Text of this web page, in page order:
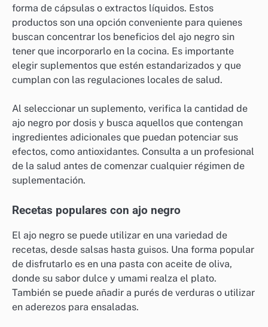
forma de cápsulas o extractos líquidos. Estos
productos son una opción conveniente para quienes
buscan concentrar los beneficios del ajo negro sin
tener que incorporarlo en la cocina. Es importante
elegir suplementos que estén estandarizados y que
cumplan con las regulaciones locales de salud.
Al seleccionar un suplemento, verifica la cantidad de
ajo negro por dosis y busca aquellos que contengan
ingredientes adicionales que puedan potenciar sus
efectos, como antioxidantes. Consulta a un profesional
de la salud antes de comenzar cualquier régimen de
suplementación.
Recetas populares con ajo negro
El ajo negro se puede utilizar en una variedad de
recetas, desde salsas hasta guisos. Una forma popular
de disfrutarlo es en una pasta con aceite de oliva,
donde su sabor dulce y umami realza el plato.
También se puede añadir a purés de verduras o utilizar
en aderezos para ensaladas.